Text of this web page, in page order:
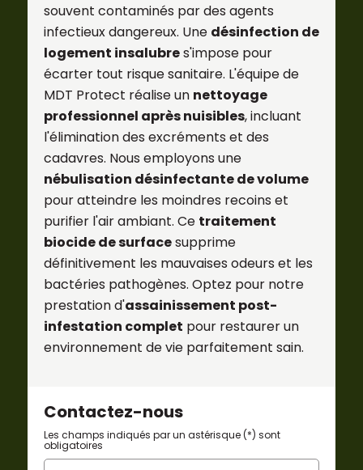
souvent contaminés par des agents
infectieux dangereux. Une désinfection de
logement insalubres'impose pour
écarter tout risque sanitaire. L'équipe de
MDT Protect réalise un nettoyage
professionnel après nuisibles, incluant
l'élimination des excréments et des
cadavres. Nous employons une
nébulisation désinfectante de volume
pour atteindre les moindres recoins et
purifier l'air ambiant. Ce traitement
biocide de surfacesupprime
définitivement les mauvaises odeurs et les
bactéries pathogènes. Optez pour notre
prestation d'assainissement post-
infestation complet pour restaurer un
environnement de vie parfaitement sain.
Contactez-nous
Les champs indiqués par un astérisque (*) sont
obligatoires